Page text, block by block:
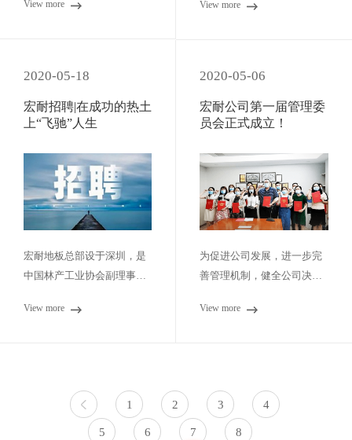
View more View more
2020-05-18
宏耐招聘|在成功的热土
上“飞驰”人生
宏耐地板总部设于深圳，是
中国林产工业协会副理事长
成员、副理事长单位，多个
View more
2020-05-06
宏耐公司第一届管理委
员会正式成立！
为促进公司发展，进一步完
善管理机制，健全公司决策
理决策科学化、民主化、合
View more
1 2 3 4
5 6 7 8